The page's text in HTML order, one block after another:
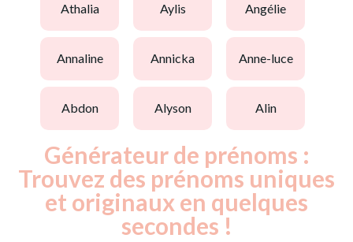
athalia aylis angélie
annaline annicka anne-luce
abdon alyson alin
Générateur de prénoms :
Trouvez des prénoms uniques
et originaux en quelques
secondes !